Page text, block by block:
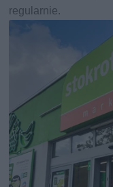
regularnie.